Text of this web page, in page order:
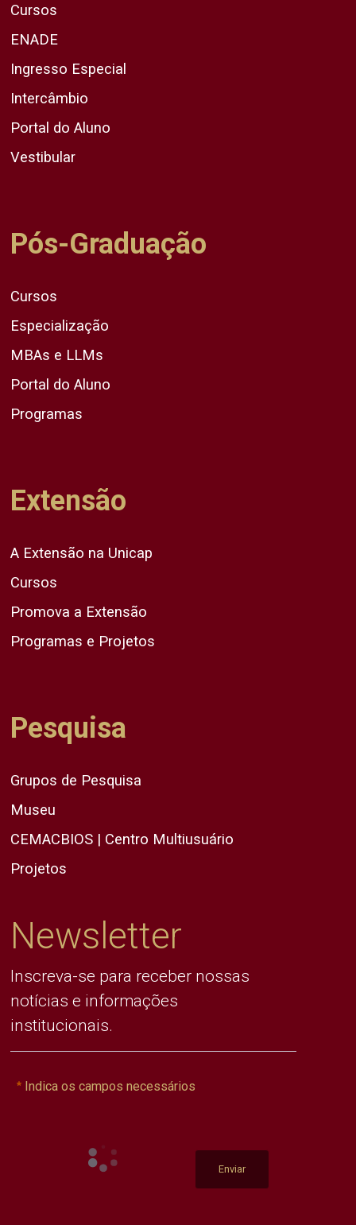
Cursos
ENADE
Ingresso Especial
Intercâmbio
Portal do Aluno
Vestibular
Pós-Graduação
Cursos
Especialização
MBAs e LLMs
Portal do Aluno
Programas
Extensão
A Extensão na Unicap
Cursos
Promova a Extensão
Programas e Projetos
Pesquisa
Grupos de Pesquisa
Museu
CEMACBIOS | Centro Multiusuário
Projetos
Newsletter
Inscreva-se para receber nossas
notícias e informações
institucionais.
Indica os campos necessários
Enviar